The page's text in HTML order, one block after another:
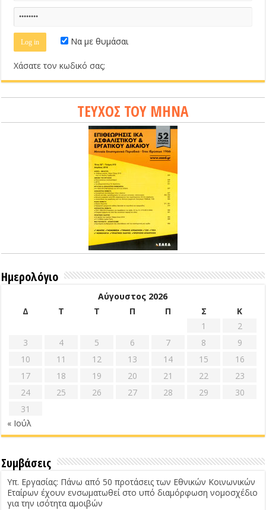
Να με θυμάσαι
Χάσατε τον κωδικό σας;
ΤΕΥΧΟΣ ΤΟΥ ΜΗΝΑ
Ημερολόγιο
Αύγουστος 2026
Δ
Τ Τ Π Π Σ
Κ
1
2
3
4 5 6 7 8
9
10
11 12 13 14 15
16
17
18 19 20 21 22
23
24
25 26 27 28 29
30
31
« Ιούλ
Συμβάσεις
Υπ. Εργασίας: Πάνω από 50 προτάσεις των Εθνικών Κοινωνικών
Εταίρων έχουν ενσωματωθεί στο υπό διαμόρφωση νομοσχέδιο
για την ισότητα αμοιβών